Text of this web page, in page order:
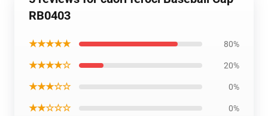
RB0403
★★★★★ 80%
★★★★☆ 20%
★★★☆☆ 0%
★★☆☆☆ 0%